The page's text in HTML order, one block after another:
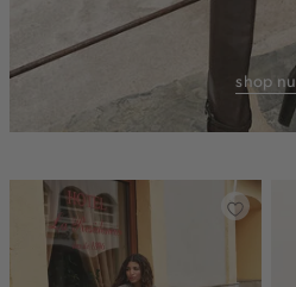
shop nu